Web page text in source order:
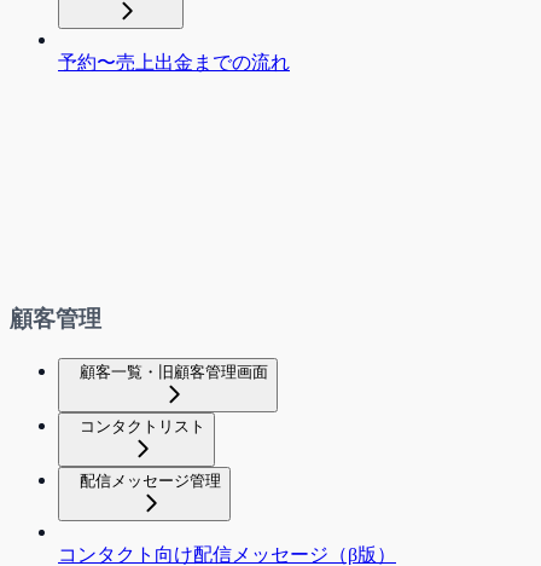
予約〜売上出金までの流れ
顧客管理
顧客一覧・旧顧客管理画面
コンタクトリスト
配信メッセージ管理
コンタクト向け配信メッセージ（β版）